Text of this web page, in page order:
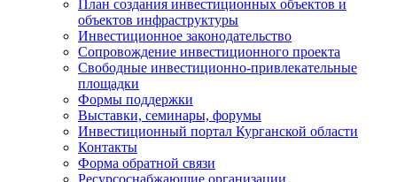
План создания инвестиционных объектов и
объектов инфраструктуры
Инвестиционное законодательство
Сопровождение инвестиционного проекта
Свободные инвестиционно-привлекательные
площадки
Формы поддержки
Выставки, семинары, форумы
Инвестиционный портал Курганской области
Контакты
Форма обратной связи
Ресурсоснабжающие организации